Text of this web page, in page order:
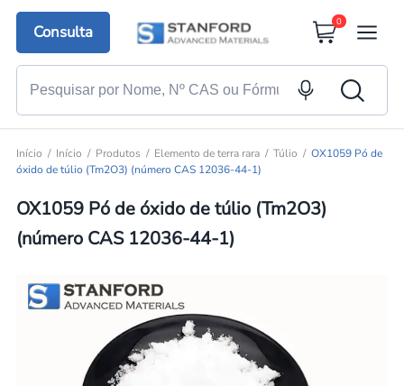
Consulta
0
Início Início Produtos Elemento de terra rara Túlio
OX1059 Pó de
óxido de túlio (Tm2O3) (número CAS 12036-44-1)
OX1059 Pó de óxido de túlio (Tm2O3)
(número CAS 12036-44-1)